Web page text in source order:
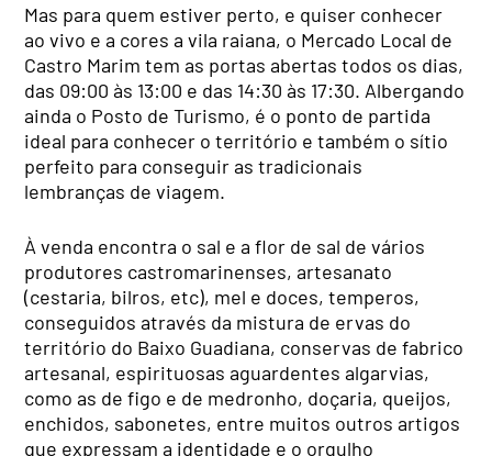
Mas para quem estiver perto, e quiser conhecer
ao vivo e a cores a vila raiana, o Mercado Local de
Castro Marim tem as portas abertas todos os dias,
das 09:00 às 13:00 e das 14:30 às 17:30. Albergando
ainda o Posto de Turismo, é o ponto de partida
ideal para conhecer o território e também o sítio
perfeito para conseguir as tradicionais
lembranças de viagem.
À venda encontra o sal e a flor de sal de vários
produtores castromarinenses, artesanato
(cestaria, bilros, etc), mel e doces, temperos,
conseguidos através da mistura de ervas do
território do Baixo Guadiana, conservas de fabrico
artesanal, espirituosas aguardentes algarvias,
como as de figo e de medronho, doçaria, queijos,
enchidos, sabonetes, entre muitos outros artigos
que expressam a identidade e o orgulho